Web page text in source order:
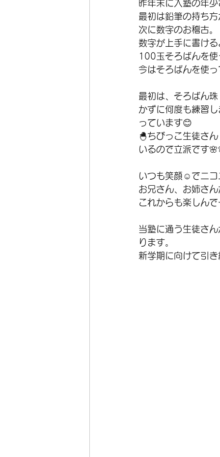
昨年末に入塾の年
最初は鉛筆の持ち
次に数字のお稽古。
数字が上手に書け
100玉そろばんを
今はそろばんを使っ
最初は、そろばん
かずに何度も練習
っています😊
🐣ちびっこ生徒さ
いるので立派です
いつも笑顔☺️でニコ
お兄さん、お姉さ
これからも楽しん
当塾に通う生徒さ
ります。
新学期に向けて引